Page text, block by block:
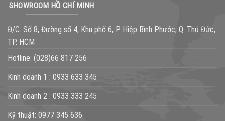
SHOWROOM HỒ CHÍ MINH
Đ/C: Số 8, Đường số 4, Khu phố 6, P. Hiệp Bình Phước, Q. Thủ Đức,
TP. HCM
Hotline: (028)66 817 256
Kinh doanh 1 : 0933 633 345
Kinh doanh 2 : 0933 333 245
Kỹ thuật: 0977 345 636